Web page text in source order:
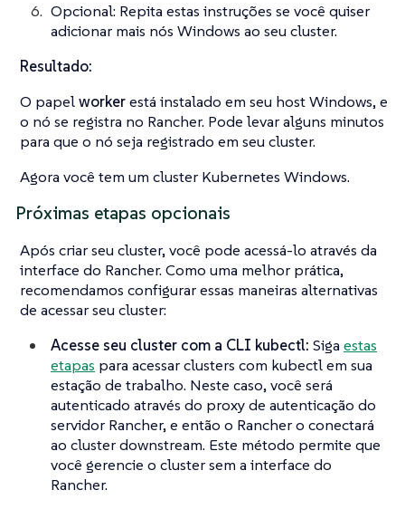
Opcional: Repita estas instruções se você quiser
adicionar mais nós Windows ao seu cluster.
Resultado:
O papelworkerestá instalado em seu host Windows, e
o nó se registra no Rancher. Pode levar alguns minutos
para que o nó seja registrado em seu cluster.
Agora você tem um cluster Kubernetes Windows.
Próximas etapas opcionais
Após criar seu cluster, você pode acessá-lo através da
interface do Rancher. Como uma melhor prática,
recomendamos configurar essas maneiras alternativas
de acessar seu cluster:
Acesse seu cluster com a CLI kubectl: Siga estas
etapas para acessar clusters com kubectl em sua
estação de trabalho. Neste caso, você será
autenticado através do proxy de autenticação do
servidor Rancher, e então o Rancher o conectará
ao cluster downstream. Este método permite que
você gerencie o cluster sem a interface do
Rancher.